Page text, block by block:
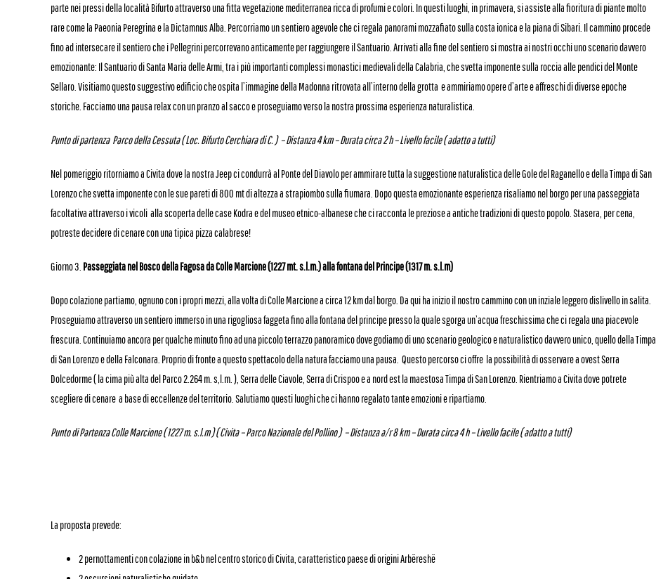
parte nei pressi della località Bifurto attraverso una fitta vegetazione mediterranea ricca di profumi e colori. In questi luoghi, in primavera, si assiste alla fioritura di piante molto
rare come la Paeonia Peregrina e la Dictamnus Alba. Percorriamo un sentiero agevole che ci regala panorami mozzafiato sulla costa ionica e la piana di Sibari. Il cammino procede
fino ad intersecare il sentiero che i Pellegrini percorrevano anticamente per raggiungere il Santuario. Arrivati alla fine del sentiero si mostra ai nostri occhi uno scenario davvero
emozionante: Il Santuario di Santa Maria delle Armi, tra i più importanti complessi monastici medievali della Calabria, che svetta imponente sulla roccia alle pendici del Monte
Sellaro. Visitiamo questo suggestivo edificio che ospita l’immagine della Madonna ritrovata all’interno della grotta e ammiriamo opere d’arte e affreschi di diverse epoche
storiche. Facciamo una pausa relax con un pranzo al sacco e proseguiamo verso la nostra prossima esperienza naturalistica.
Punto di partenza Parco della Cessuta ( Loc. Bifurto Cerchiara di C. ) – Distanza 4 km – Durata circa 2 h – Livello facile ( adatto a tutti)
Nel pomeriggio ritorniamo a Civita dove la nostra Jeep ci condurrà al Ponte del Diavolo per ammirare tutta la suggestione naturalistica delle Gole del Raganello e della Timpa di San
Lorenzo che svetta imponente con le sue pareti di 800 mt di altezza a strapiombo sulla fiumara. Dopo questa emozionante esperienza risaliamo nel borgo per una passeggiata
facoltativa attraverso i vicoli alla scoperta delle case Kodra e del museo etnico-albanese che ci racconta le preziose a antiche tradizioni di questo popolo. Stasera, per cena,
potreste decidere di cenare con una tipica pizza calabrese!
Giorno 3. Passeggiata nel Bosco della Fagosa da Colle Marcione (1227 mt. s.l.m.) alla fontana del Principe (1317 m. s.l.m)
Dopo colazione partiamo, ognuno con i propri mezzi, alla volta di Colle Marcione a circa 12 km dal borgo. Da qui ha inizio il nostro cammino con un inziale leggero dislivello in salita.
Proseguiamo attraverso un sentiero immerso in una rigogliosa faggeta fino alla fontana del principe presso la quale sgorga un’acqua freschissima che ci regala una piacevole
frescura. Continuiamo ancora per qualche minuto fino ad una piccolo terrazzo panoramico dove godiamo di uno scenario geologico e naturalistico davvero unico, quello della Timpa
di San Lorenzo e della Falconara. Proprio di fronte a questo spettacolo della natura facciamo una pausa. Questo percorso ci offre la possibilità di osservare a ovest Serra
Dolcedorme ( la cima più alta del Parco 2.264 m. s,l.m. ), Serra delle Ciavole, Serra di Crispoo e a nord est la maestosa Timpa di San Lorenzo. Rientriamo a Civita dove potrete
scegliere di cenare a base di eccellenze del territorio. Salutiamo questi luoghi che ci hanno regalato tante emozioni e ripartiamo.
Punto di Partenza Colle Marcione ( 1227 m. s.l.m ) ( Civita – Parco Nazionale del Pollino ) – Distanza a/r 8 km – Durata circa 4 h – Livello facile ( adatto a tutti)
La proposta prevede:
2 pernottamenti con colazione in b&b nel centro storico di Civita, caratteristico paese di origini Arbëreshë